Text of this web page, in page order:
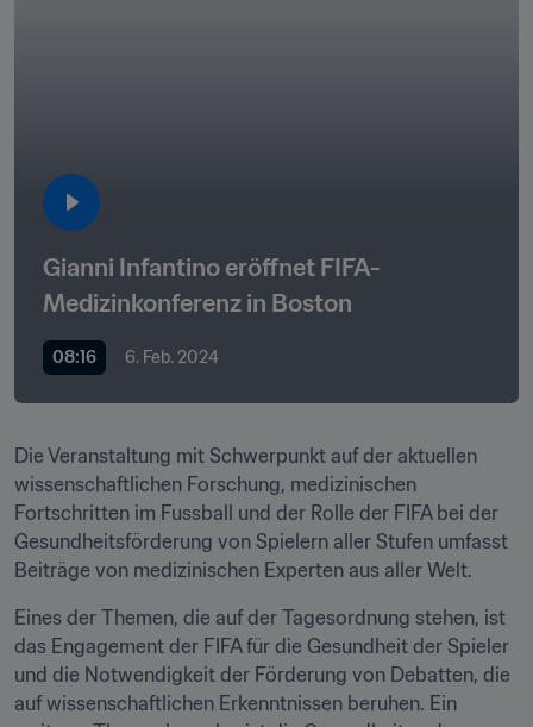
Gianni Infantino eröffnet FIFA-
Medizinkonferenz in Boston
08:16 6. Feb. 2024
Die Veranstaltung mit Schwerpunkt auf der aktuellen
wissenschaftlichen Forschung, medizinischen
Fortschritten im Fussball und der Rolle der FIFA bei der
Gesundheitsförderung von Spielern aller Stufen umfasst
Beiträge von medizinischen Experten aus aller Welt.
Eines der Themen, die auf der Tagesordnung stehen, ist
das Engagement der FIFA für die Gesundheit der Spieler
und die Notwendigkeit der Förderung von Debatten, die
auf wissenschaftlichen Erkenntnissen beruhen. Ein